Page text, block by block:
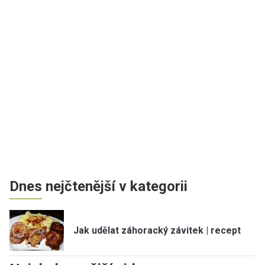
Dnes nejčtenější v kategorii
Jak udělat záhoracký závitek | recept